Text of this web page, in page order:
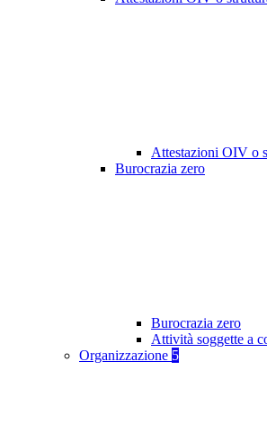
Attestazioni OIV o
Burocrazia zero
Burocrazia zero
Attività soggette a
Organizzazione 5